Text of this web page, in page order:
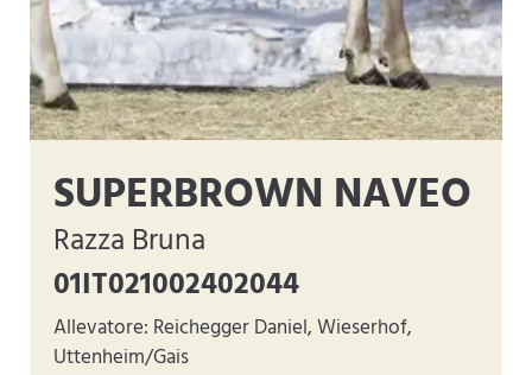
SUPERBROWN NAVEO
Razza Bruna
01IT021002402044
Allevatore: Reichegger Daniel, Wieserhof,
Uttenheim/Gais